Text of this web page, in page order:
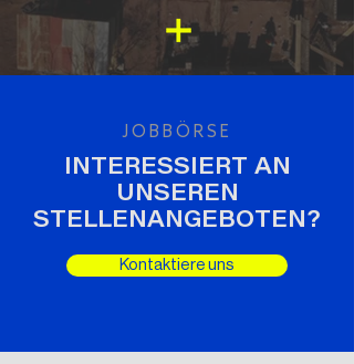
JOBBÖRSE
INTERESSIERT AN
UNSEREN
STELLENANGEBOTEN?
Kontaktiere uns